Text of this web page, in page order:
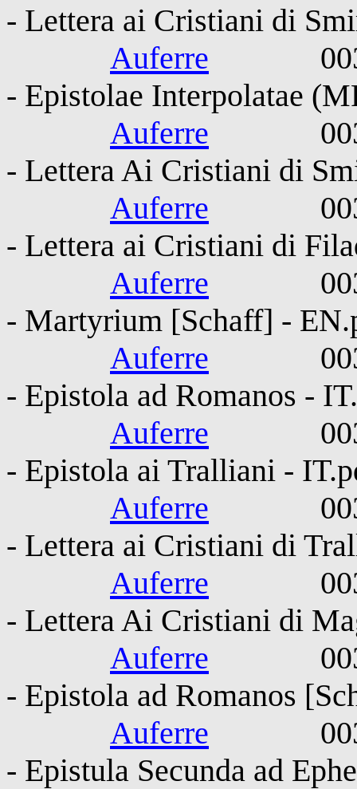
- Lettera ai Cristiani di
Auferre 0030-
- Epistolae Interpolatae
Auferre 0030-
- Lettera Ai Cristiani di
Auferre 0030-
- Lettera ai Cristiani di
Auferre 0030-
- Martyrium [Schaff] -
Auferre 0030-
- Epistola ad Romanos -
Auferre 0030-
- Epistola ai Tralliani -
Auferre 0030-
- Lettera ai Cristiani di
Auferre 0030-
- Lettera Ai Cristiani di
Auferre 0030-
- Epistola ad Romanos
Auferre 0030-
- Epistula Secunda ad